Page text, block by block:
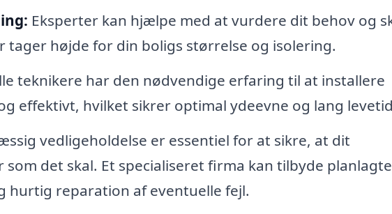
Eksperter kan hjælpe med at vurdere dit behov og
tager højde for din boligs størrelse og isolering.
teknikere har den nødvendige erfaring til at installere
effektivt, hvilket sikrer optimal ydeevne og lang
vedligeholdelse er essentiel for at sikre, at dit
det skal. Et specialiseret firma kan tilbyde planlagte
hurtig reparation af eventuelle fejl.